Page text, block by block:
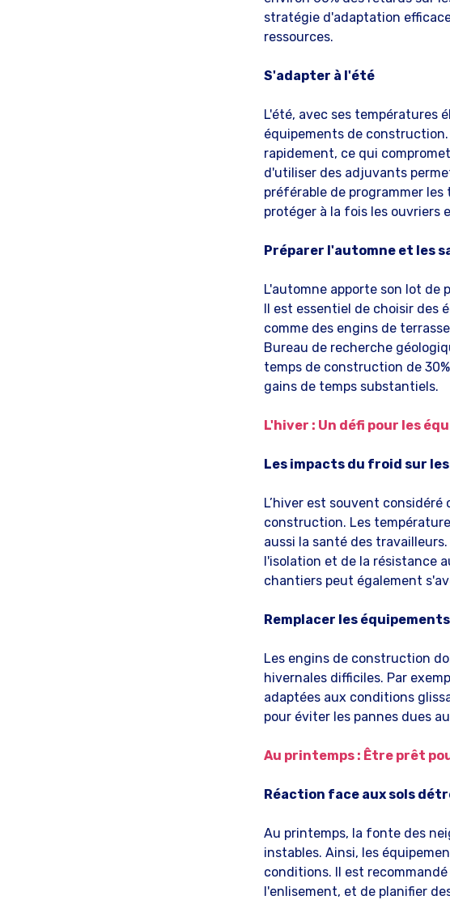
stratégie d'adaptation
ressources.
S'adapter à l'été
L'été, avec ses températures
équipements de
rapidement, ce qui
d'utiliser des adjuvants
préférable de programmer
protéger à la fois les ouvriers
Préparer l'automne et les
L'automne apporte son lot
Il est essentiel de choisir des
comme des engins de
Bureau de recherche
temps de construction de
gains de temps substantiels.
L'hiver : Un défi pour les
Les impacts du froid sur
L’hiver est souvent
construction. Les
aussi la santé des
l'isolation et de la résistance
chantiers peut également
Remplacer les
Les engins de construction
hivernales difficiles. Par
adaptées aux conditions
pour éviter les pannes dues
Au printemps : Être prêt
Réaction face aux sols
Au printemps, la fonte des
instables. Ainsi, les
conditions. Il est
l'enlisement, et de planifier